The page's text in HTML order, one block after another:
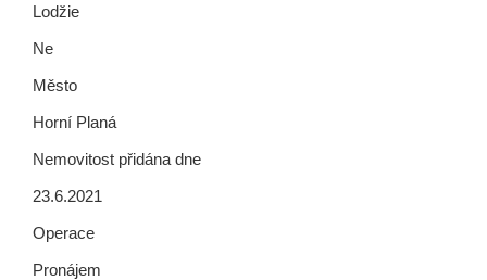
Lodžie
Ne
Město
Horní Planá
Nemovitost přidána dne
23.6.2021
Operace
Pronájem